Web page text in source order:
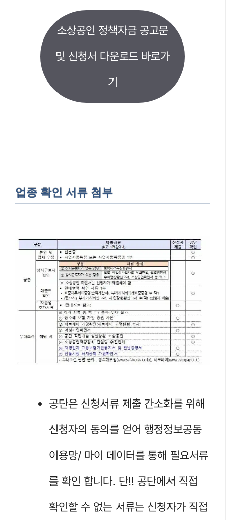
소상공인 정책자금 공고문
및 신청서 다운로드 바로가
기
업종 확인 서류 첨부
공단은 신청서류 제출 간소화를 위해
신청자의 동의를 얻어 행정정보공동
이용망/ 마이 데이터를 통해 필요서류
를 확인 합니다. 단!! 공단에서 직접
확인할 수 없는 서류는 신청자가 직접